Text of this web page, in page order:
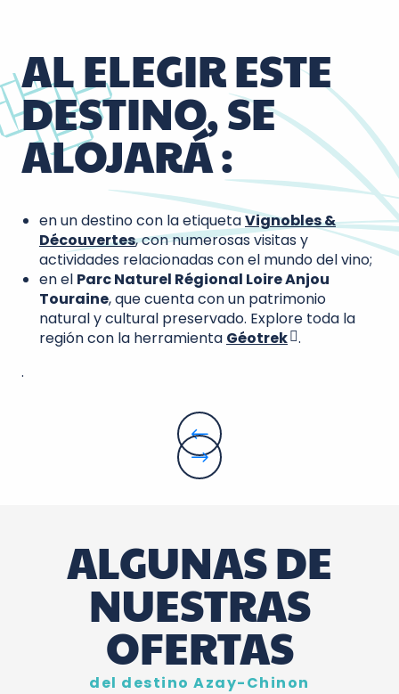
AL ELEGIR ESTE
DESTINO, SE
ALOJARÁ :
en un destino con la etiquetaVignobles &
Découvertes, con numerosas visitas y
actividades relacionadas con el mundo del vino;
en el Parc Naturel Régional Loire Anjou
Touraine, que cuenta con un patrimonio
natural y cultural preservado. Explore toda la
región con la herramienta Géotrek .
.
ALGUNAS DE
NUESTRAS
OFERTAS
del destino Azay-Chinon